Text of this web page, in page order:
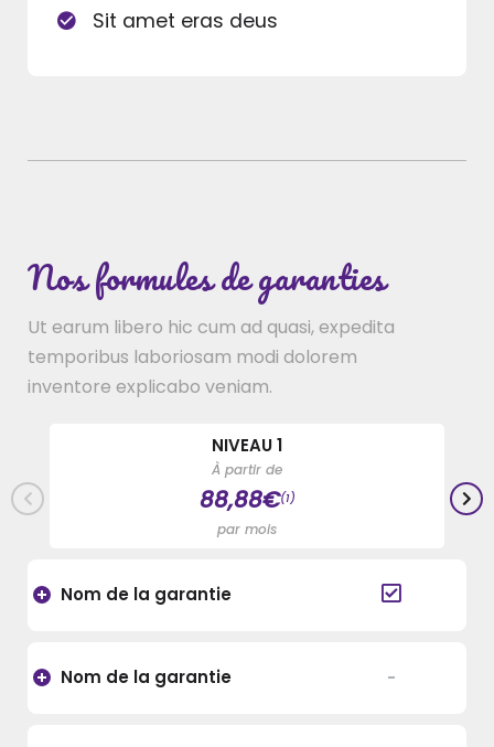
Sit amet eras deus
Nos formules de garanties
Ut earum libero hic cum ad quasi, expedita
temporibus laboriosam modi dolorem
inventore explicabo veniam.
NIVEAU 1
À partir de
88,88€(1)
par mois
Nom de la garantie
Nom de la garantie -